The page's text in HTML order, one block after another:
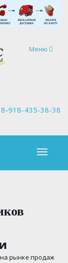
Навигация
Меню
8-918-435-38-38
×
рынке продаж